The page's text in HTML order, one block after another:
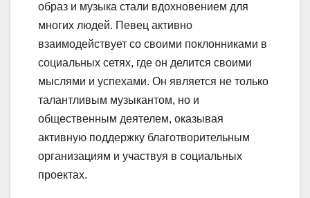
образ и музыка стали вдохновением для
многих людей. Певец активно
взаимодействует со своими поклонниками в
социальных сетях, где он делится своими
мыслями и успехами. Он является не только
талантливым музыкантом, но и
общественным деятелем, оказывая
активную поддержку благотворительным
организациям и участвуя в социальных
проектах.